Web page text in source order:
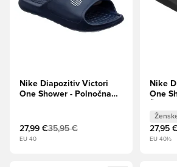
Nike Diapozitiv Victori
One Shower - Polnočna
27,99 €35,95 €
EU 40
Nike
One
27,95
EU 40½